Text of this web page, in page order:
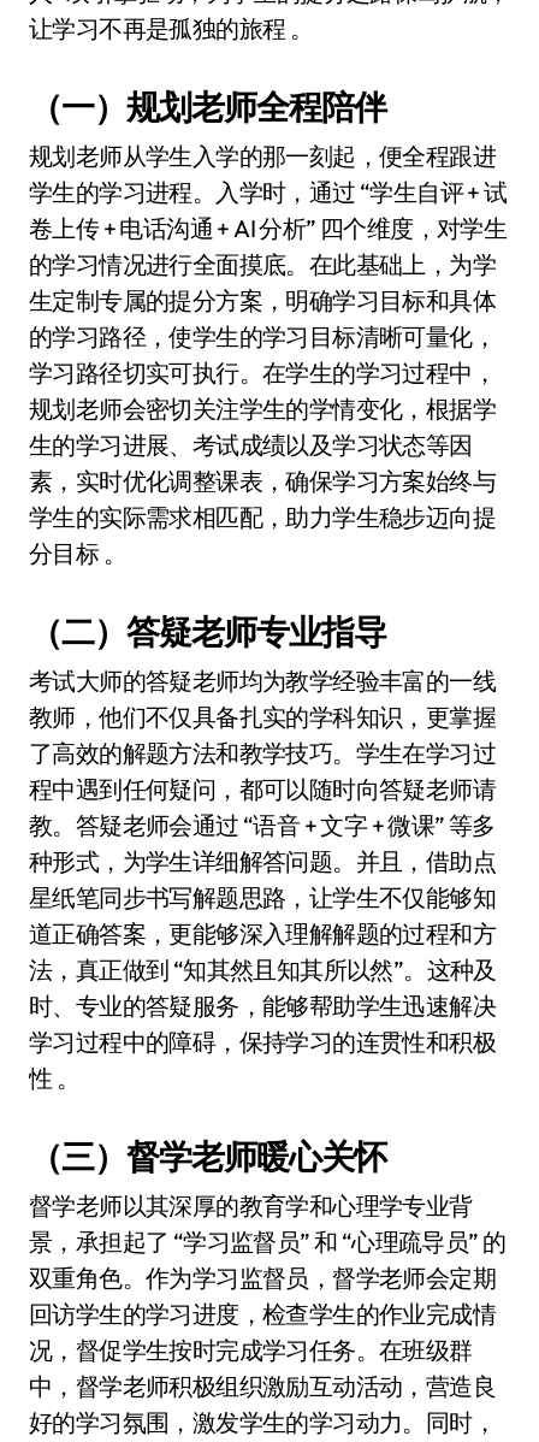
让学习不再是孤独的旅程 。
（一）规划老师全程陪伴
规划老师从学生入学的那一刻起，便全程跟进
学生的学习进程。入学时，通过 “学生自评 + 试
卷上传 + 电话沟通 + AI 分析” 四个维度，对学生
的学习情况进行全面摸底。在此基础上，为学
生定制专属的提分方案，明确学习目标和具体
的学习路径，使学生的学习目标清晰可量化，
学习路径切实可执行。在学生的学习过程中，
规划老师会密切关注学生的学情变化，根据学
生的学习进展、考试成绩以及学习状态等因
素，实时优化调整课表，确保学习方案始终与
学生的实际需求相匹配，助力学生稳步迈向提
分目标 。
（二）答疑老师专业指导
考试大师的答疑老师均为教学经验丰富的一线
教师，他们不仅具备扎实的学科知识，更掌握
了高效的解题方法和教学技巧。学生在学习过
程中遇到任何疑问，都可以随时向答疑老师请
教。答疑老师会通过 “语音 + 文字 + 微课” 等多
种形式，为学生详细解答问题。并且，借助点
星纸笔同步书写解题思路，让学生不仅能够知
道正确答案，更能够深入理解解题的过程和方
法，真正做到 “知其然且知其所以然”。这种及
时、专业的答疑服务，能够帮助学生迅速解决
学习过程中的障碍，保持学习的连贯性和积极
性 。
（三）督学老师暖心关怀
督学老师以其深厚的教育学和心理学专业背
景，承担起了 “学习监督员” 和 “心理疏导员” 的
双重角色。作为学习监督员，督学老师会定期
回访学生的学习进度，检查学生的作业完成情
况，督促学生按时完成学习任务。在班级群
中，督学老师积极组织激励互动活动，营造良
好的学习氛围，激发学生的学习动力。同时，